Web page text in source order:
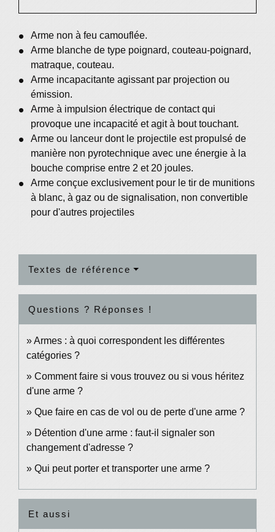
Arme non à feu camouflée.
Arme blanche de type poignard, couteau-poignard,
matraque, couteau.
Arme incapacitante agissant par projection ou
émission.
Arme à impulsion électrique de contact qui
provoque une incapacité et agit à bout touchant.
Arme ou lanceur dont le projectile est propulsé de
manière non pyrotechnique avec une énergie à la
bouche comprise entre 2 et 20 joules.
Arme conçue exclusivement pour le tir de munitions
à blanc, à gaz ou de signalisation, non convertible
pour d'autres projectiles
Textes de référence
Questions ? Réponses !
Armes : à quoi correspondent les différentes
catégories ?
Comment faire si vous trouvez ou si vous héritez
d'une arme ?
Que faire en cas de vol ou de perte d'une arme ?
Détention d'une arme : faut-il signaler son
changement d'adresse ?
Qui peut porter et transporter une arme ?
Et aussi